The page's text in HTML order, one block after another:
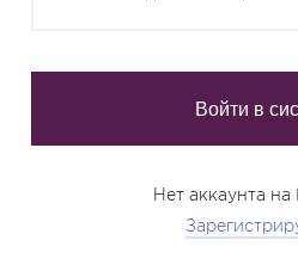
Нет аккаунта на